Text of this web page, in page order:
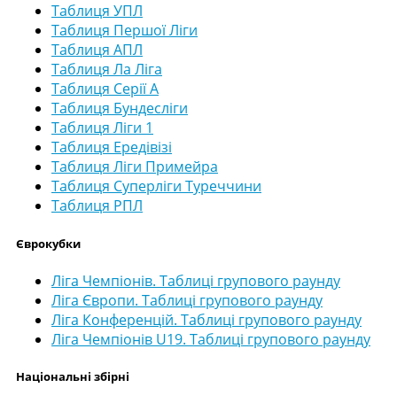
Таблиця УПЛ
Таблиця Першої Ліги
Таблиця АПЛ
Таблиця Ла Ліга
Таблиця Серії А
Таблиця Бундесліги
Таблиця Ліги 1
Таблиця Ередівізі
Таблиця Ліги Примейра
Таблиця Суперліги Туреччини
Таблиця РПЛ
Єврокубки
Ліга Чемпіонів. Таблиці групового раунду
Ліга Європи. Таблиці групового раунду
Ліга Конференцій. Таблиці групового раунду
Ліга Чемпіонів U19. Таблиці групового раунду
Національні збірні